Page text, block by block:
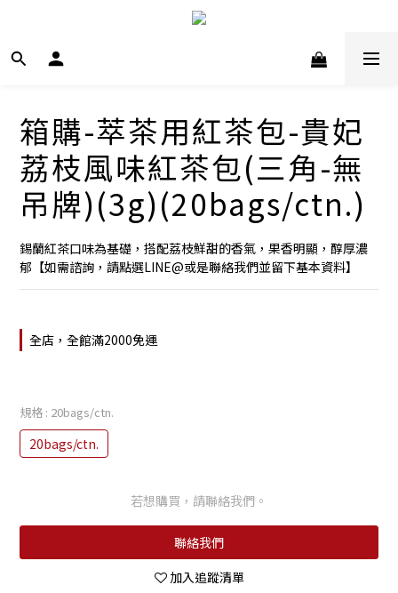
箱購-萃茶用紅茶包-貴妃
荔枝風味紅茶包(三角-無
吊牌)(3g)(20bags/ctn.)
錫蘭紅茶口味為基礎，搭配荔枝鮮甜的香氣，果香明顯，醇厚濃
郁【如需諮詢，請點選LINE@或是聯絡我們並留下基本資料】
全店，全館滿2000免運
規格 : 20bags/ctn.
20bags/ctn.
若想購買，請聯絡我們。
聯絡我們
加入追蹤清單